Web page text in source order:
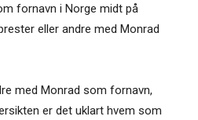
fornavn i Norge midt på
eller andre med Monrad
med Monrad som fornavn,
er det uklart hvem som